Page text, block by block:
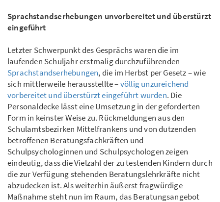
Sprachstandserhebungen unvorbereitet und überstürzt
eingeführt
Letzter Schwerpunkt des Gesprächs waren die im
laufenden Schuljahr erstmalig durchzuführenden
Sprachstandserhebungen, die im Herbst per Gesetz – wie
sich mittlerweile herausstellte –völlig unzureichend
vorbereitet und überstürzt eingeführt wurden. Die
Personaldecke lässt eine Umsetzung in der geforderten
Form in keinster Weise zu. Rückmeldungen aus den
Schulamtsbezirken Mittelfrankens und von dutzenden
betroffenen Beratungsfachkräften und
Schulpsychologinnen und Schulpsychologen zeigen
eindeutig, dass die Vielzahl der zu testenden Kindern durch
die zur Verfügung stehenden Beratungslehrkräfte nicht
abzudecken ist. Als weiterhin äußerst fragwürdige
Maßnahme steht nun im Raum, das Beratungsangebot